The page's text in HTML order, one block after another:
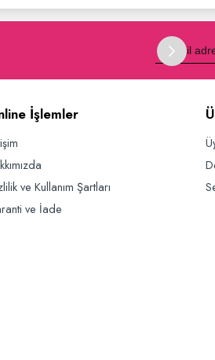
İşlemler
ve Kullanım Şartları
ve İade